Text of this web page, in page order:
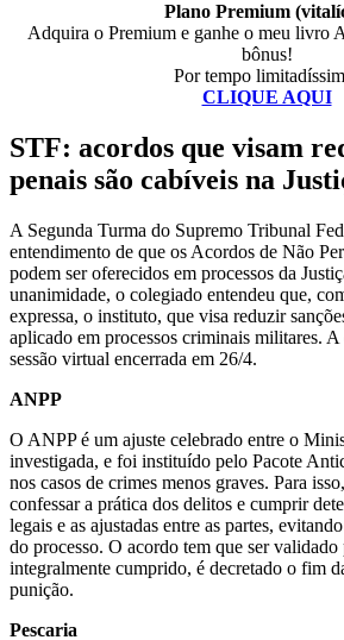
Plano Premium
Adquira o Premium e ganhe o meu livro
bônus!
Por tempo
CLIQUE AQUI
STF: acordos que visam
penais são cabíveis na
A Segunda Turma do Supremo Tribunal
entendimento de que os Acordos de Não
podem ser oferecidos em processos da
unanimidade, o colegiado entendeu que,
expressa, o instituto, que visa reduzir
aplicado em processos criminais militares.
sessão virtual encerrada em 26/4.
ANPP
O ANPP é um ajuste celebrado entre o
investigada, e foi instituído pelo Pacote
nos casos de crimes menos graves. Para
confessar a prática dos delitos e cumprir
legais e as ajustadas entre as partes,
do processo. O acordo tem que ser
integralmente cumprido, é decretado o fim
punição.
Pescaria